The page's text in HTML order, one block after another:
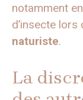
notamment
d’insecte lors
naturiste.
La